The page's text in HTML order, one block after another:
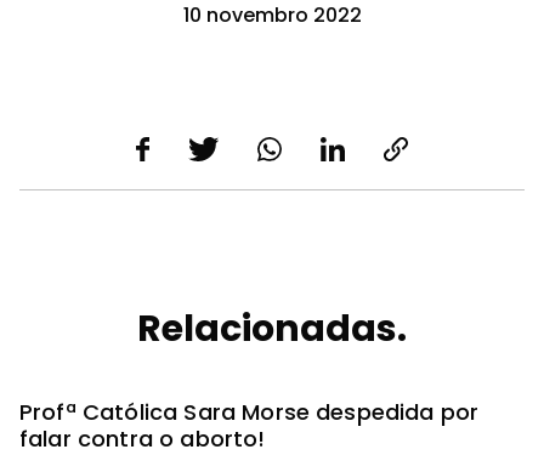
10 novembro 2022
Relacionadas.
Profª Católica Sara Morse despedida por
falar contra o aborto!